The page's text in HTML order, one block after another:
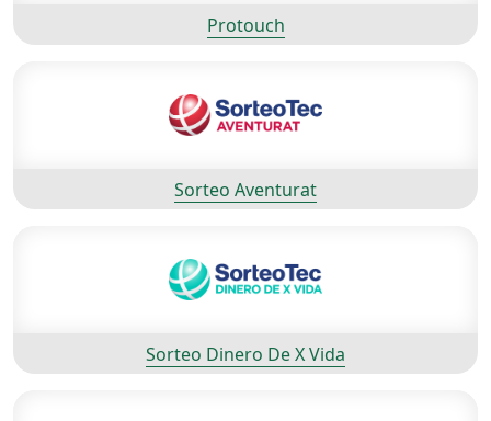
Protouch
Sorteo Aventurat
Sorteo Dinero De X Vida